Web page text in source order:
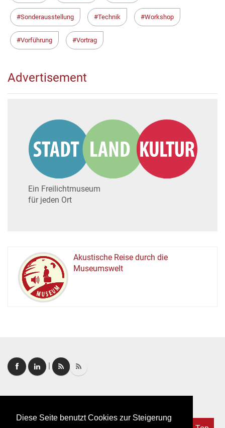
Diese Seite benutzt Cookies zur Steigerung
Sonderausstellung Technik Workshop
Vorführung Vortrag
Advertisement
Ein Freilichtmuseum
für jeden Ort
MUSEUM
Akustische Reise durch die
Museumswelt